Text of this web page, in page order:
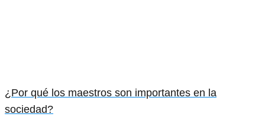
¿Por qué los maestros son importantes en la
sociedad?